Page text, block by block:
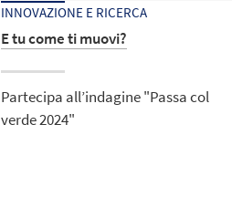
INNOVAZIONE E RICERCA
E tu come ti muovi?
Partecipa all’indagine "Passa col
verde 2024"